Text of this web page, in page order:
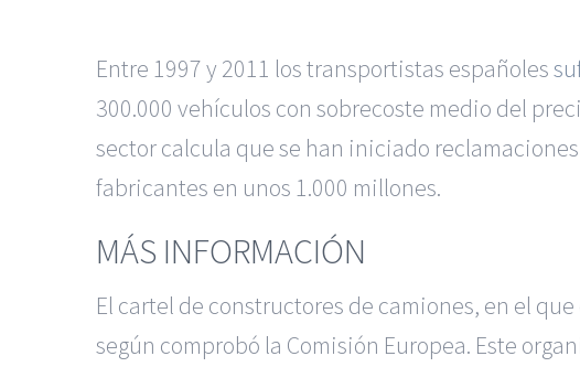
Entre 1997 y 2011 los transportistas españoles
300.000 vehículos con sobrecoste medio del
sector calcula que se han iniciado
fabricantes en unos 1.000 millones.
MÁS INFORMACIÓN
El cartel de constructores de camiones, en el
según comprobó la Comisión Europea. Este